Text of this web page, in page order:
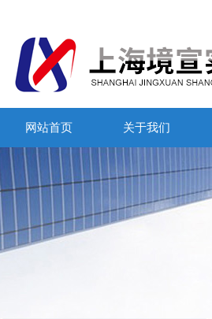
网站首页 关于我们